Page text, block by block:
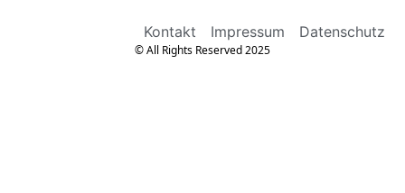
Kontakt Impressum Datenschutz
© All Rights Reserved 2025